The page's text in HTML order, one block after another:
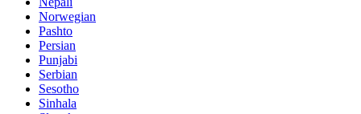
Norwegian
Pashto
Persian
Punjabi
Serbian
Sesotho
Sinhala